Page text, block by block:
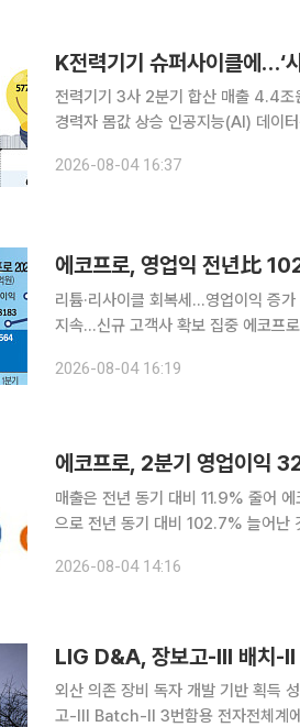
K전력기기 슈퍼사이클에…‘
전력기기 3사 2분기 합산 매출 4.4조
경력자 몸값 상승 인공지능(AI) 데이
해지고 있다. 설비는 투자로 늘릴 수
2026-08-04 16:37
에코프로, 영업익 전년比
리튬·리사이클 회복세…영업이익 증
지속…신규 고객사 확보 집중 에코프
질 것으로 예상하면서도 신규 고객사
2026-08-04 16:19
에코프로, 2분기 영업이
매출은 전년 동기 대비 11.9% 줄어
으로 전년 동기 대비 102.7% 늘어난
시세 및 환율 효과로 리사이클 부문
2026-08-04 14:16
LIG D&A, 장보고-III 배치-II
외산 의존 장비 독자 개발 기반 획득
고-III Batch-II 3번함용 전자전체계